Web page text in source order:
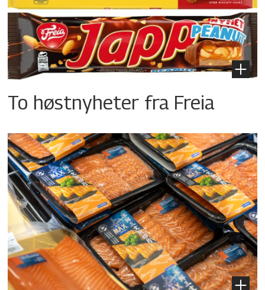
To høstnyheter fra Freia